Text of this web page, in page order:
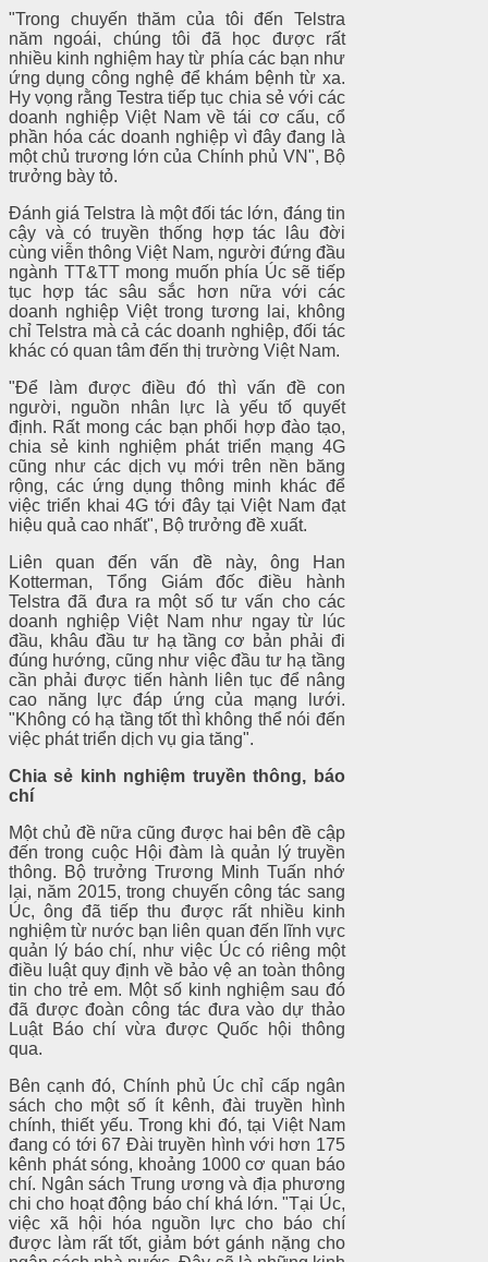
"Trong chuyến thăm của tôi đến Telstra
năm ngoái, chúng tôi đã học được rất
nhiều kinh nghiệm hay từ phía các bạn như
ứng dụng công nghệ để khám bệnh từ xa.
Hy vọng rằng Testra tiếp tục chia sẻ với các
doanh nghiệp Việt Nam về tái cơ cấu, cổ
phần hóa các doanh nghiệp vì đây đang là
một chủ trương lớn của Chính phủ VN", Bộ
trưởng bày tỏ.
Đánh giá Telstra là một đối tác lớn, đáng tin
cậy và có truyền thống hợp tác lâu đời
cùng viễn thông Việt Nam, người đứng đầu
ngành TT&TT mong muốn phía Úc sẽ tiếp
tục hợp tác sâu sắc hơn nữa với các
doanh nghiệp Việt trong tương lai, không
chỉ Telstra mà cả các doanh nghiệp, đối tác
khác có quan tâm đến thị trường Việt Nam.
"Để làm được điều đó thì vấn đề con
người, nguồn nhân lực là yếu tố quyết
định. Rất mong các bạn phối hợp đào tạo,
chia sẻ kinh nghiệm phát triển mạng 4G
cũng như các dịch vụ mới trên nền băng
rộng, các ứng dụng thông minh khác để
việc triển khai 4G tới đây tại Việt Nam đạt
hiệu quả cao nhất", Bộ trưởng đề xuất.
Liên quan đến vấn đề này, ông Han
Kotterman, Tổng Giám đốc điều hành
Telstra đã đưa ra một số tư vấn cho các
doanh nghiệp Việt Nam như ngay từ lúc
đầu, khâu đầu tư hạ tầng cơ bản phải đi
đúng hướng, cũng như việc đầu tư hạ tầng
cần phải được tiến hành liên tục để nâng
cao năng lực đáp ứng của mạng lưới.
"Không có hạ tầng tốt thì không thể nói đến
việc phát triển dịch vụ gia tăng".
Chia sẻ kinh nghiệm truyền thông, báo
chí
Một chủ đề nữa cũng được hai bên đề cập
đến trong cuộc Hội đàm là quản lý truyền
thông. Bộ trưởng Trương Minh Tuấn nhớ
lại, năm 2015, trong chuyến công tác sang
Úc, ông đã tiếp thu được rất nhiều kinh
nghiệm từ nước bạn liên quan đến lĩnh vực
quản lý báo chí, như việc Úc có riêng một
điều luật quy định về bảo vệ an toàn thông
tin cho trẻ em. Một số kinh nghiệm sau đó
đã được đoàn công tác đưa vào dự thảo
Luật Báo chí vừa được Quốc hội thông
qua.
Bên cạnh đó, Chính phủ Úc chỉ cấp ngân
sách cho một số ít kênh, đài truyền hình
chính, thiết yếu. Trong khi đó, tại Việt Nam
đang có tới 67 Đài truyền hình với hơn 175
kênh phát sóng, khoảng 1000 cơ quan báo
chí. Ngân sách Trung ương và địa phương
chi cho hoạt động báo chí khá lớn. "Tại Úc,
việc xã hội hóa nguồn lực cho báo chí
được làm rất tốt, giảm bớt gánh nặng cho